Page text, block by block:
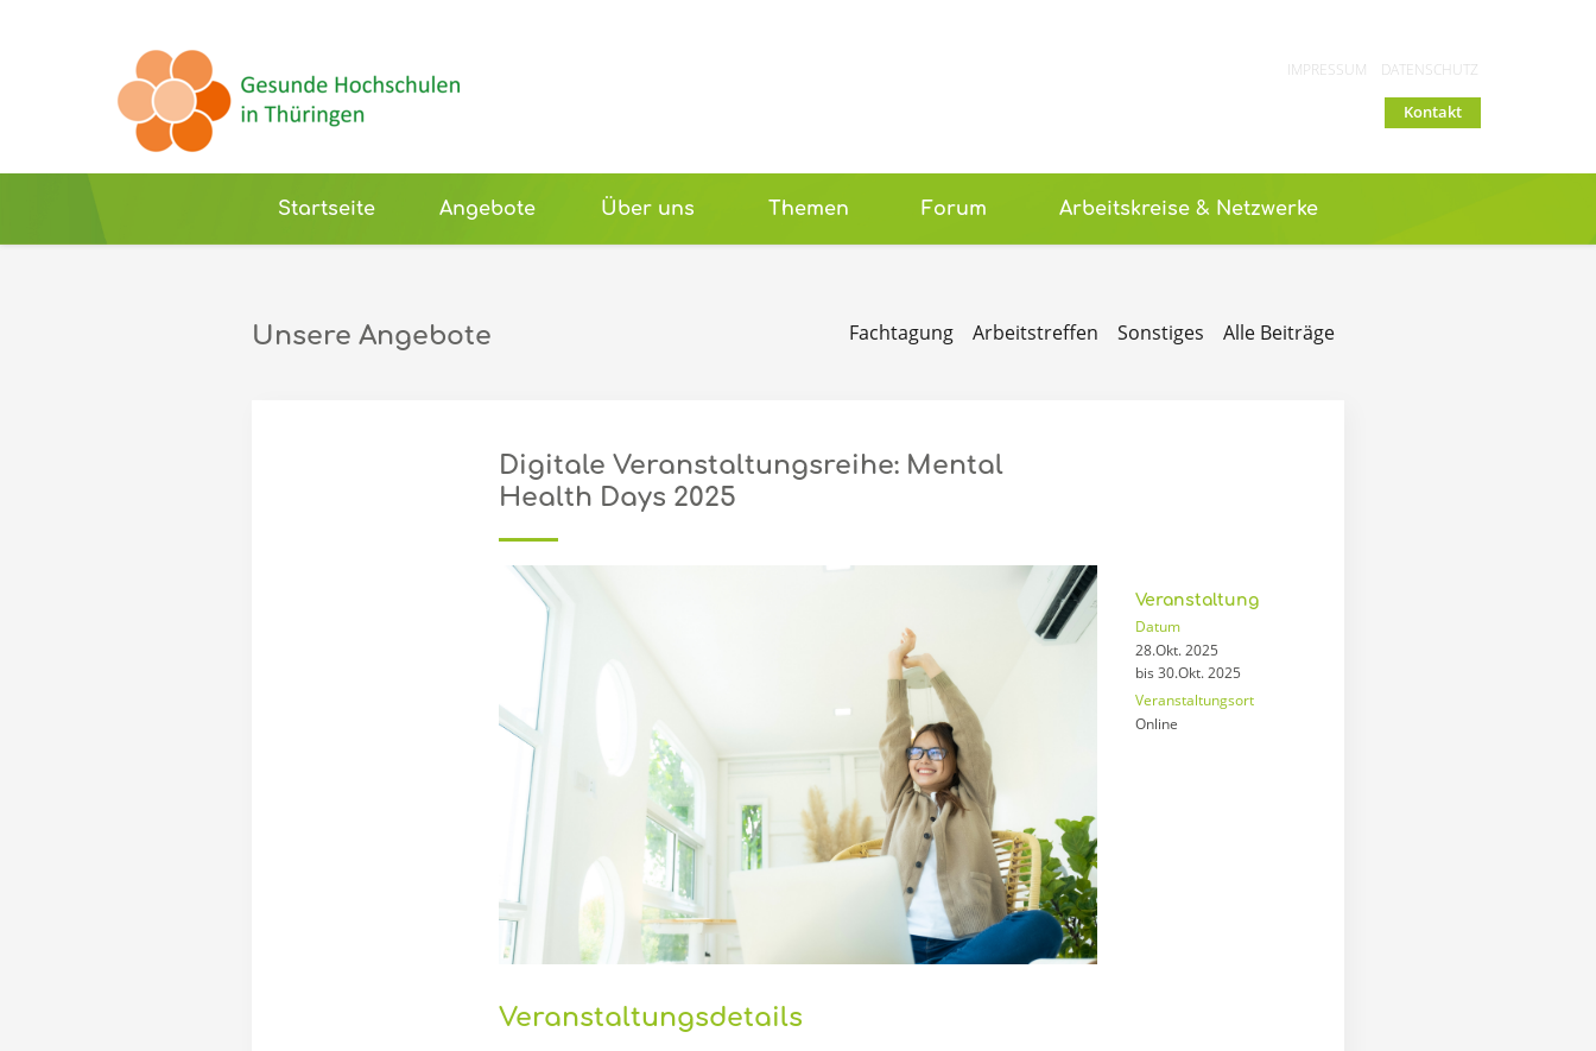
IMPRESSUM DATENSCHUTZ
Kontakt
Startseite Angebote Über uns Themen Forum Arbeitskreise & Netzwerke
Unsere Angebote Fachtagung Arbeitstreffen Sonstiges Alle Beiträge
Digitale Veranstaltungsreihe: Mental
Health Days 2025
Veranstaltungsdetails
Veranstaltung
Datum
28.Okt. 2025
bis 30.Okt. 2025
Veranstaltungsort
Online